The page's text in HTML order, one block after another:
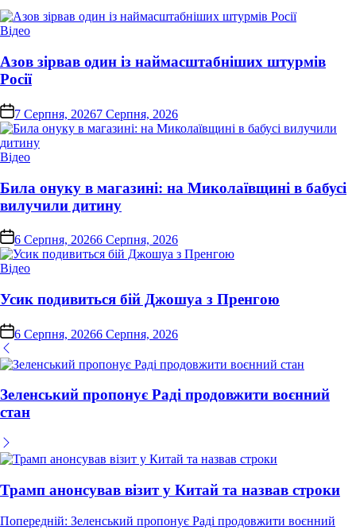
Опублікувати
Відео
Азов зірвав один із наймасштабніших штурмів
Росії
on 7 Серпня, 20267 Серпня, 2026
Опублікувати
Відео
Била онуку в магазині: на Миколаївщині в бабусі
вилучили дитину
on6 Серпня, 20266 Серпня, 2026
Опублікувати
Відео
Усик подивиться бій Джошуа з Пренгою
on6 Серпня, 20266 Серпня, 2026
Зеленський пропонує Раді продовжити воєнний
стан
Трамп анонсував візит у Китай та назвав строки
Навігація
Попередній: Зеленський пропонує Раді продовжити воєнний